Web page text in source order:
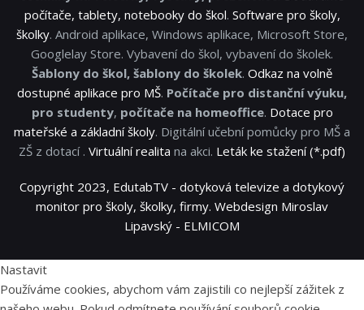
počítače, tablety, notebooky do škol. Software pro školy,
školky. Android aplikace, Windows aplikace, Microsoft Store,
Googlelay Store. Vybavení do škol, vybavení do školek.
Šablony do škol, šablony do školek. Odkaz na volně
dostupné aplikace pro MŠ. Počítače pro distanční výuku,
pro studenty, počítače na homeoffice. Dotace pro
mateřské a základní školy. Digitální učební pomůcky pro MŠ a
ZŠ z dotací . Virtuální realita na akci. Leták ke stažení (*.pdf)
Copyright 2023, EdutabTV - dotyková televize a dotykový
monitor pro školy, školky, firmy. Webdesign Miroslav
Lipavský - ELMICOM
Nastavit
Používáme cookies, abychom vám zajistili co nejlepší zážitek z